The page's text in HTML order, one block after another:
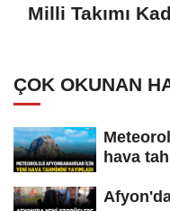
Milli Takımı
ÇOK OKUNAN
hava